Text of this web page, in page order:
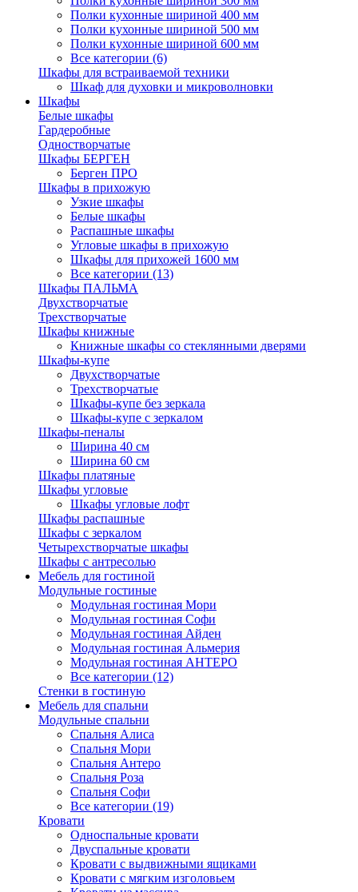
Полки кухонные шириной 400 мм
Полки кухонные шириной 500 мм
Полки кухонные шириной 600 мм
Все категории (6)
Шкафы для встраиваемой техники
Шкаф для духовки и микроволновки
Шкафы
Белые шкафы
Гардеробные
Одностворчатые
Шкафы БЕРГЕН
Берген ПРО
Шкафы в прихожую
Узкие шкафы
Белые шкафы
Распашные шкафы
Угловые шкафы в прихожую
Шкафы для прихожей 1600 мм
Все категории (13)
Шкафы ПАЛЬМА
Двухстворчатые
Трехстворчатые
Шкафы книжные
Книжные шкафы со стеклянными дверями
Шкафы-купе
Двухстворчатые
Трехстворчатые
Шкафы-купе без зеркала
Шкафы-купе с зеркалом
Шкафы-пеналы
Ширина 40 см
Ширина 60 см
Шкафы платяные
Шкафы угловые
Шкафы угловые лофт
Шкафы распашные
Шкафы с зеркалом
Четырехстворчатые шкафы
Шкафы с антресолью
Мебель для гостиной
Модульные гостиные
Модульная гостиная Мори
Модульная гостиная Софи
Модульная гостиная Айден
Модульная гостиная Альмерия
Модульная гостиная АНТЕРО
Все категории (12)
Стенки в гостиную
Мебель для спальни
Модульные спальни
Спальня Алиса
Спальня Мори
Спальня Антеро
Спальня Роза
Спальня Софи
Все категории (19)
Кровати
Односпальные кровати
Двуспальные кровати
Кровати с выдвижными ящиками
Кровати с мягким изголовьем